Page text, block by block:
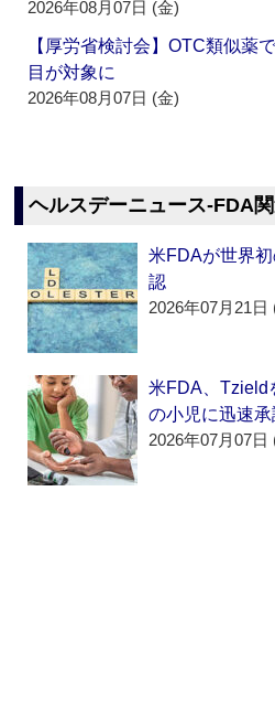
2026年08月07日 (金)
【厚労省検討会】OTC類似薬
目が対象に
2026年08月07日 (金)
ヘルスデーニュース‐FDA関
米FDAが世界
認
2026年07月21日
米FDA、Tzield
の小児に迅速承
2026年07月07日